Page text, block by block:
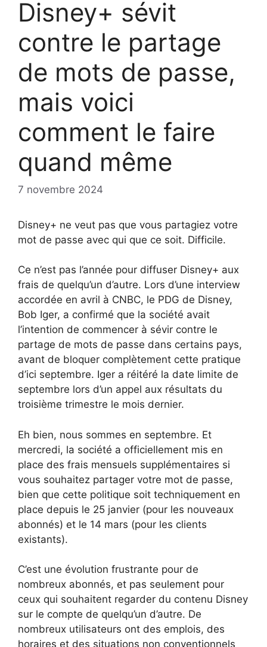
Disney+ sévit
contre le partage
de mots de passe,
mais voici
comment le faire
quand même
7 novembre 2024
Disney+ ne veut pas que vous partagiez votre
mot de passe avec qui que ce soit. Difficile.
Ce n’est pas l’année pour diffuser Disney+ aux
frais de quelqu’un d’autre. Lors d’une interview
accordée en avril à CNBC, le PDG de Disney,
Bob Iger, a confirmé que la société avait
l’intention de commencer à sévir contre le
partage de mots de passe dans certains pays,
avant de bloquer complètement cette pratique
d’ici septembre. Iger a réitéré la date limite de
septembre lors d’un appel aux résultats du
troisième trimestre le mois dernier.
Eh bien, nous sommes en septembre. Et
mercredi, la société a officiellement mis en
place des frais mensuels supplémentaires si
vous souhaitez partager votre mot de passe,
bien que cette politique soit techniquement en
place depuis le 25 janvier (pour les nouveaux
abonnés) et le 14 mars (pour les clients
existants).
C’est une évolution frustrante pour de
nombreux abonnés, et pas seulement pour
ceux qui souhaitent regarder du contenu Disney
sur le compte de quelqu’un d’autre. De
nombreux utilisateurs ont des emplois, des
horaires et des situations non conventionnels